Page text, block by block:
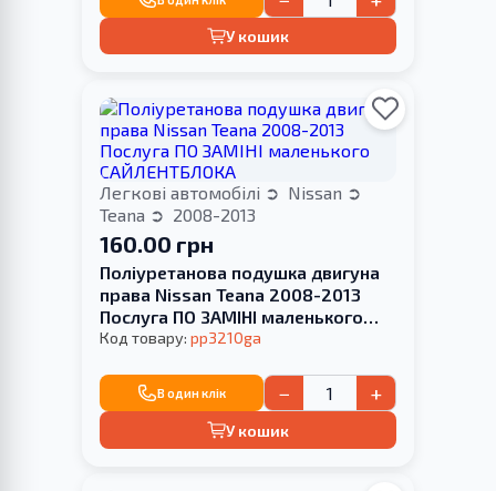
У кошик
Легкові автомобілі
Nissan
Teana
2008-2013
160.00 грн
Поліуретанова подушка двигуна
права Nissan Teana 2008-2013
Послуга ПО ЗАМІНІ маленького
САЙЛЕНТБЛОКА
Код товару: pp3210ga
В один клік − +
У кошик